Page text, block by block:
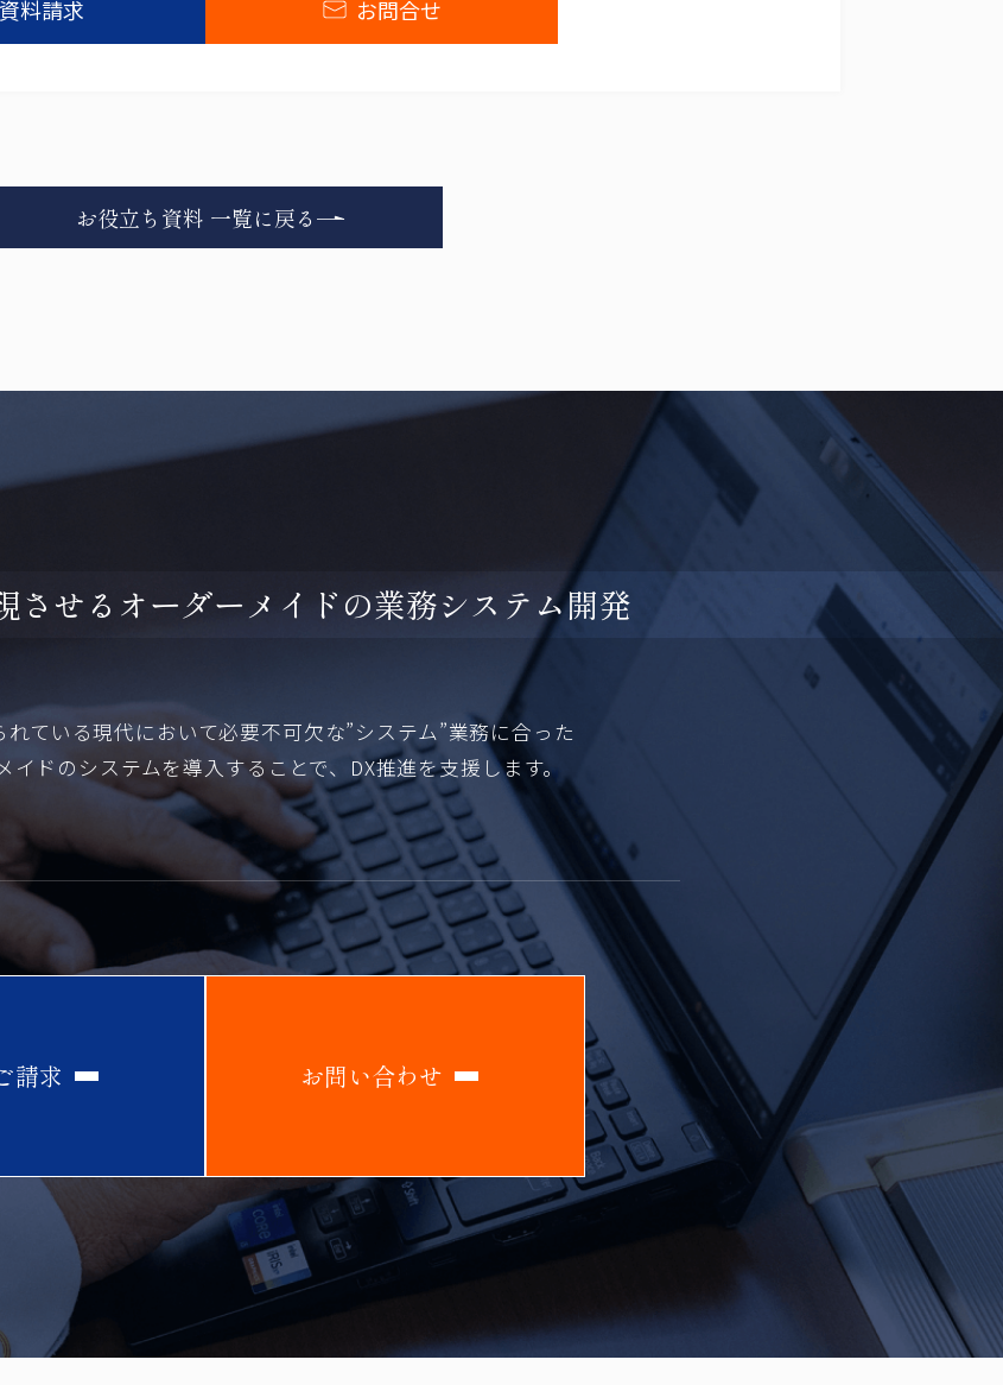
個人情報苦情相談窓口
資料請求 お問合せ
お役立ち資料 一覧に戻る
さ せる オーダーメ イ ドの業務シス テ ム開発
れている現代において必要不可欠な”システム”業務に合った
イドのシステムを導入することで、 DX推進を支援します。
請求 お問い合わせ